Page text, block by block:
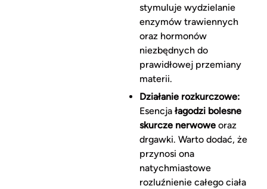
stymuluje wydzielanie
enzymów trawiennych
oraz hormonów
niezbędnych do
prawidłowej przemiany
materii.
Działanie rozkurczowe:
Esencja łagodzi bolesne
skurcze nerwoweoraz
drgawki. Warto dodać, że
przynosi ona
natychmiastowe
rozluźnienie całego ciała